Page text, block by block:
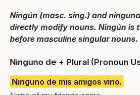
Ningún (masc. sing.) and
directly modify nouns. Ningún is
before masculine singular nouns.
Ninguno de + Plural (Pronoun
Ninguno de mis amigos vino.